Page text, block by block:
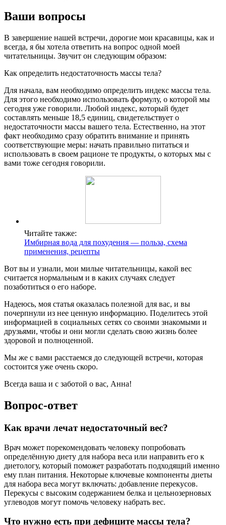
Ваши вопросы
В завершение нашей встречи, дорогие мои красавицы, как и
всегда, я бы хотела ответить на вопрос одной моей
читательницы. Звучит он следующим образом:
Как определить недостаточность массы тела?
Для начала, вам необходимо определить индекс массы тела.
Для этого необходимо использовать формулу, о которой мы
сегодня уже говорили. Любой индекс, который будет
составлять меньше 18,5 единиц, свидетельствует о
недостаточности массы вашего тела. Естественно, на этот
факт необходимо сразу обратить внимание и принять
соответствующие меры: начать правильно питаться и
использовать в своем рационе те продукты, о которых мы с
вами тоже сегодня говорили.
Читайте также:
Имбирная вода для похудения — польза, схема
применения, рецепты
Вот вы и узнали, мои милые читательницы, какой вес
считается нормальным и в каких случаях следует
позаботиться о его наборе.
Надеюсь, моя статья оказалась полезной для вас, и вы
почерпнули из нее ценную информацию. Поделитесь этой
информацией в социальных сетях со своими знакомыми и
друзьями, чтобы и они могли сделать свою жизнь более
здоровой и полноценной.
Мы же с вами расстаемся до следующей встречи, которая
состоится уже очень скоро.
Всегда ваша и с заботой о вас, Анна!
Вопрос-ответ
Как врачи лечат недостаточный вес?
Врач может порекомендовать человеку попробовать
определённую диету для набора веса или направить его к
диетологу, который поможет разработать подходящий именно
ему план питания. Некоторые ключевые компоненты диеты
для набора веса могут включать: добавление перекусов.
Перекусы с высоким содержанием белка и цельнозерновых
углеводов могут помочь человеку набрать вес.
Что нужно есть при дефиците массы тела?